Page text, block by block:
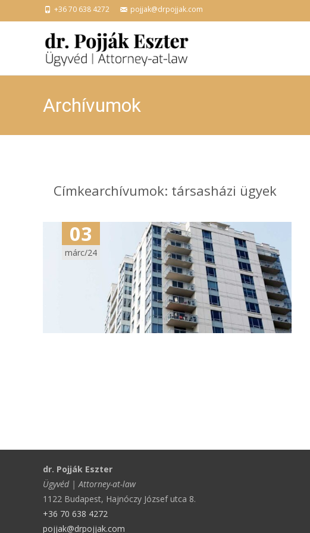
+36 70 638 4272 pojjak@drpojjak.com
Archívumok
Címkearchívumok: társasházi ügyek
03
márc/24
dr. Pojják Eszter
Ügyvéd | Attorney-at-law
1122 Budapest, Hajnóczy József utca 8.
+36 70 638 4272
pojjak@drpojjak.com